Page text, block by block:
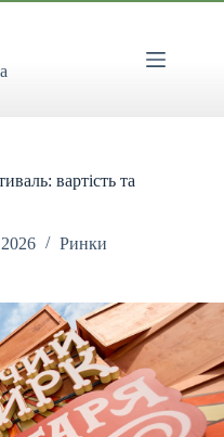
вартість та
Ринки